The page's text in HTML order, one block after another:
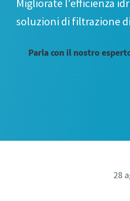
Migliorate l'efficienza
soluzioni di filtrazione
Parla con il nostro
28